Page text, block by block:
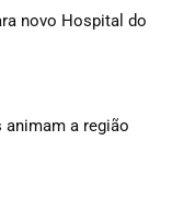
novo Hospital do
a região